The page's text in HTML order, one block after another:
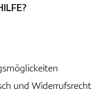
und Widerrufsrecht